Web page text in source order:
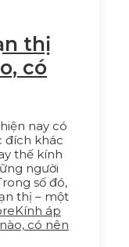
thị
có
nay có
đích khác
thế kính
người
số đó,
thị – một
Kính áp
có nên